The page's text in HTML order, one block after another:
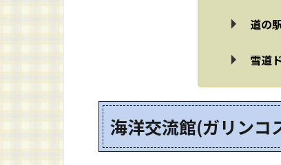
道の
雪道
海洋交流館(ガリンコ